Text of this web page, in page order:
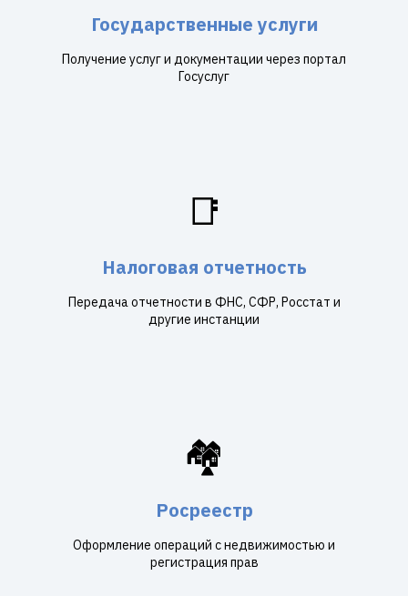
Государственные услуги
Получение услуг и документации через портал
Госуслуг
📑
Налоговая отчетность
Передача отчетности в ФНС, СФР, Росстат и
другие инстанции
🏘️
Росреестр
Оформление операций с недвижимостью и
регистрация прав